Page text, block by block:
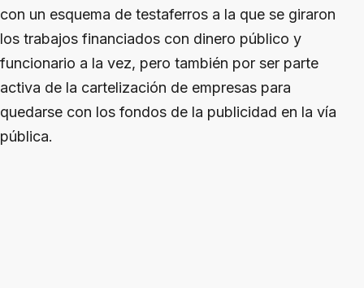
con un esquema de testaferros a la que se giraron
los trabajos financiados con dinero público y
funcionario a la vez, pero también por ser parte
activa de la cartelización de empresas para
quedarse con los fondos de la publicidad en la vía
pública.